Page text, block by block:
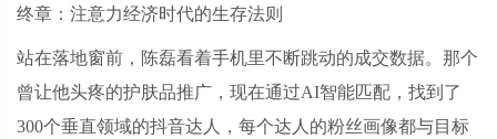
终章：注意力经济时代的生存法则
站在落地窗前，陈磊看着手机里不断跳动的成交数据。那个
曾让他头疼的护肤品推广，现在通过AI智能匹配，找到了
300个垂直领域的抖音达人，每个达人的粉丝画像都与目标